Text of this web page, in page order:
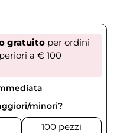
gratuitoper ordini
a € 100
minori?
100 pezzi